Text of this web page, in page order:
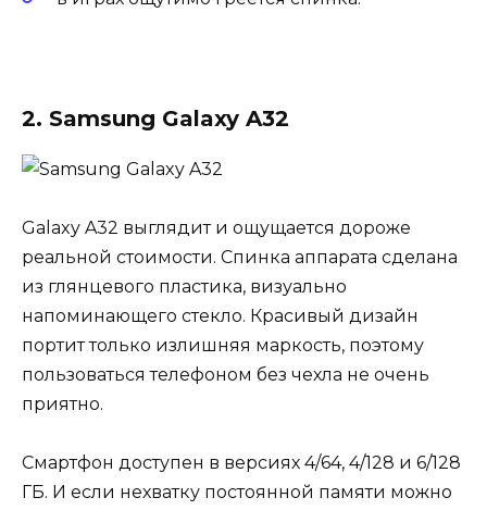
2. Samsung Galaxy A32
Galaxy A32 выглядит и ощущается дороже
реальной стоимости. Спинка аппарата сделана
из глянцевого пластика, визуально
напоминающего стекло. Красивый дизайн
портит только излишняя маркость, поэтому
пользоваться телефоном без чехла не очень
приятно.
Смартфон доступен в версиях 4/64, 4/128 и 6/128
ГБ. И если нехватку постоянной памяти можно